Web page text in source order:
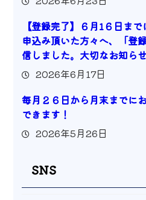
【登録完了】６月1６日ま
申込み頂いた方々へ、「登
信しました。大切なお知らせ
2026年6月17日
毎月２６日から月末までに
できます！
2026年5月26日
SNS